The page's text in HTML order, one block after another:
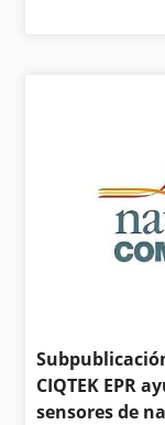
CIQTEK EPR
sensores de